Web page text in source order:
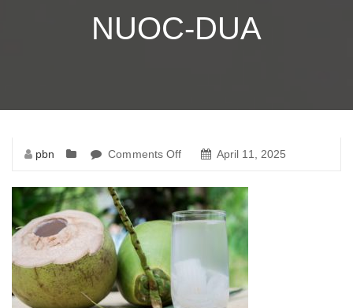
NUOC-DUA
pbn Comments Off
dua
April 11, 2025